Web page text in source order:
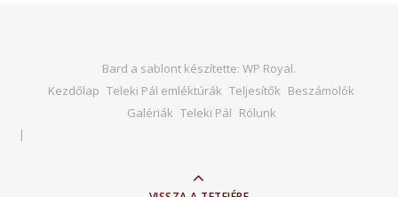
Bard a sablont készítette: WP Royal.
Kezdőlap Teleki Pál emléktúrák Teljesítők Beszámolók
Galériák Teleki Pál Rólunk